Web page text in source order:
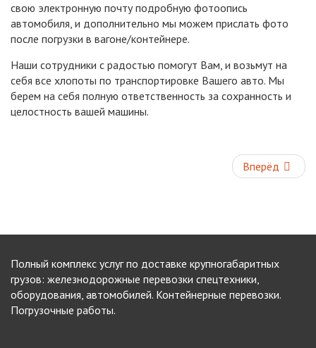
свою электронную почту подробную фотоопись
автомобиля, и дополнительно мы можем прислать фото
после погрузки в вагоне/контейнере.
Наши сотрудники с радостью помогут Вам, и возьмут на
себя все хлопоты по транспортировке Вашего авто. Мы
берем на себя полную ответственность за сохранность и
целостность вашей машины.
Вперёд
Полный комплекс услуг по доставке крупногабаритных
грузов: железнодорожные перевозки спецтехники,
оборудования, автомобилей. Контейнерные перевозки.
Погрузочные работы.